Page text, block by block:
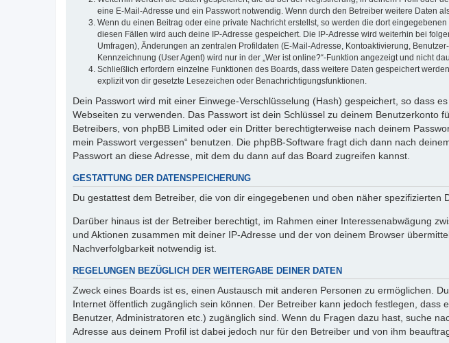
eine E-Mail-Adresse und ein Passwort notwendig. Wenn durch den Betreiber weitere Daten
Wenn du einen Beitrag oder eine private Nachricht erstellst, so werden die dort
diesen Fällen wird auch deine IP-Adresse gespeichert. Die IP-Adresse wird weiterhin bei
Umfragen), Änderungen an zentralen Profildaten (E-Mail-Adresse, Kontoaktivierung,
Kennzeichnung (User Agent) wird nur in der „Wer ist online?“-Funktion angezeigt und nicht
Schließlich erfordern einzelne Funktionen des Boards, dass weitere Daten gespeichert
explizit von dir gesetzte Lesezeichen oder Benachrichtigungsfunktionen.
Dein Passwort wird mit einer Einwege-Verschlüsselung (Hash) gespeichert, so dass
Webseiten zu verwenden. Das Passwort ist dein Schlüssel zu deinem
Betreibers, von phpBB Limited oder ein Dritter berechtigterweise nach deinem
mein Passwort vergessen“ benutzen. Die phpBB-Software fragt dich dann nach
Passwort an diese Adresse, mit dem du dann auf das Board zugreifen kannst.
GESTATTUNG DER DATENSPEICHERUNG
Du gestattest dem Betreiber, die von dir eingegebenen und oben näher
Darüber hinaus ist der Betreiber berechtigt, im Rahmen einer Interessenabwägung
und Aktionen zusammen mit deiner IP-Adresse und der von deinem Browser
Nachverfolgbarkeit notwendig ist.
REGELUNGEN BEZÜGLICH DER WEITERGABE DEINER DATEN
Zweck eines Boards ist es, einen Austausch mit anderen Personen zu ermöglichen.
Internet öffentlich zugänglich sein können. Der Betreiber kann jedoch festlegen,
Benutzer, Administratoren etc.) zugänglich sind. Wenn du Fragen dazu hast, suche
Adresse aus deinem Profil ist dabei jedoch nur für den Betreiber und von ihm